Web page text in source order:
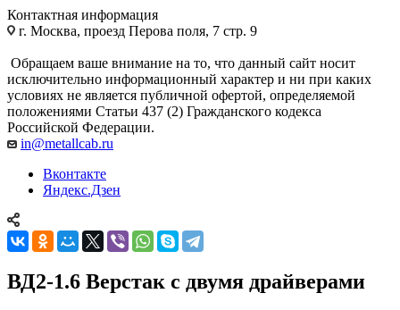
Контактная информация
г. Москва, проезд Перова поля, 7 стр. 9
Обращаем ваше внимание на то, что данный сайт носит
исключительно информационный характер и ни при каких
условиях не является публичной офертой, определяемой
положениями Статьи 437 (2) Гражданского кодекса
Российской Федерации.
in@metallcab.ru
Вконтакте
Яндекс.Дзен
ВД2-1.6 Верстак с двумя драйверами